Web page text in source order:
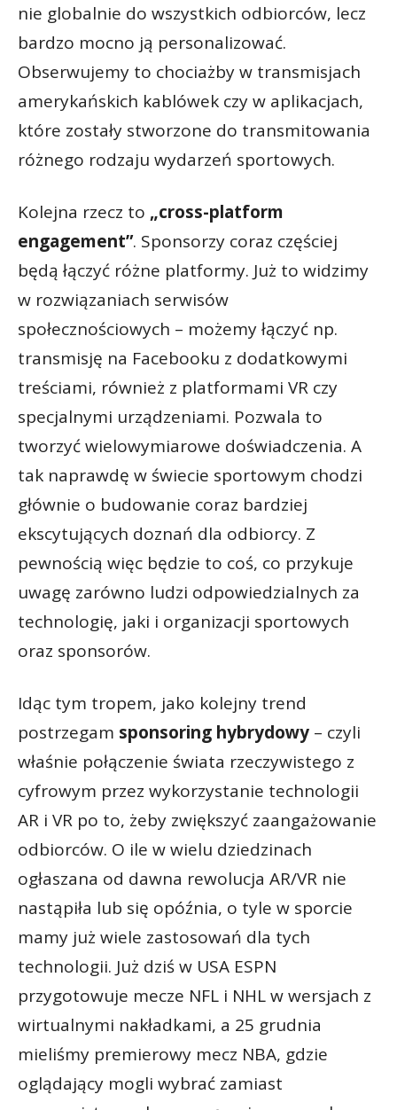
nie globalnie do wszystkich odbiorców, lecz
bardzo mocno ją personalizować.
Obserwujemy to chociażby w transmisjach
amerykańskich kablówek czy w aplikacjach,
które zostały stworzone do transmitowania
różnego rodzaju wydarzeń sportowych.
Kolejna rzecz to „cross-platform
engagement”. Sponsorzy coraz częściej
będą łączyć różne platformy. Już to widzimy
w rozwiązaniach serwisów
społecznościowych – możemy łączyć np.
transmisję na Facebooku z dodatkowymi
treściami, również z platformami VR czy
specjalnymi urządzeniami. Pozwala to
tworzyć wielowymiarowe doświadczenia. A
tak naprawdę w świecie sportowym chodzi
głównie o budowanie coraz bardziej
ekscytujących doznań dla odbiorcy. Z
pewnością więc będzie to coś, co przykuje
uwagę zarówno ludzi odpowiedzialnych za
technologię, jaki i organizacji sportowych
oraz sponsorów.
Idąc tym tropem, jako kolejny trend
postrzegam sponsoring hybrydowy – czyli
właśnie połączenie świata rzeczywistego z
cyfrowym przez wykorzystanie technologii
AR i VR po to, żeby zwiększyć zaangażowanie
odbiorców. O ile w wielu dziedzinach
ogłaszana od dawna rewolucja AR/VR nie
nastąpiła lub się opóźnia, o tyle w sporcie
mamy już wiele zastosowań dla tych
technologii. Już dziś w USA ESPN
przygotowuje mecze NFL i NHL w wersjach z
wirtualnymi nakładkami, a 25 grudnia
mieliśmy premierowy mecz NBA, gdzie
oglądający mogli wybrać zamiast